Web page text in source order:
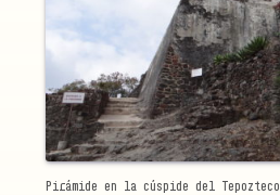
Pirámide en la cúspide del Tepozteco